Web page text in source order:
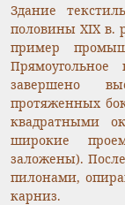
Здание
половины XIX в.
пример
завершено
протяженных
квадратными
широкие
заложены).
пилонами,
карниз.